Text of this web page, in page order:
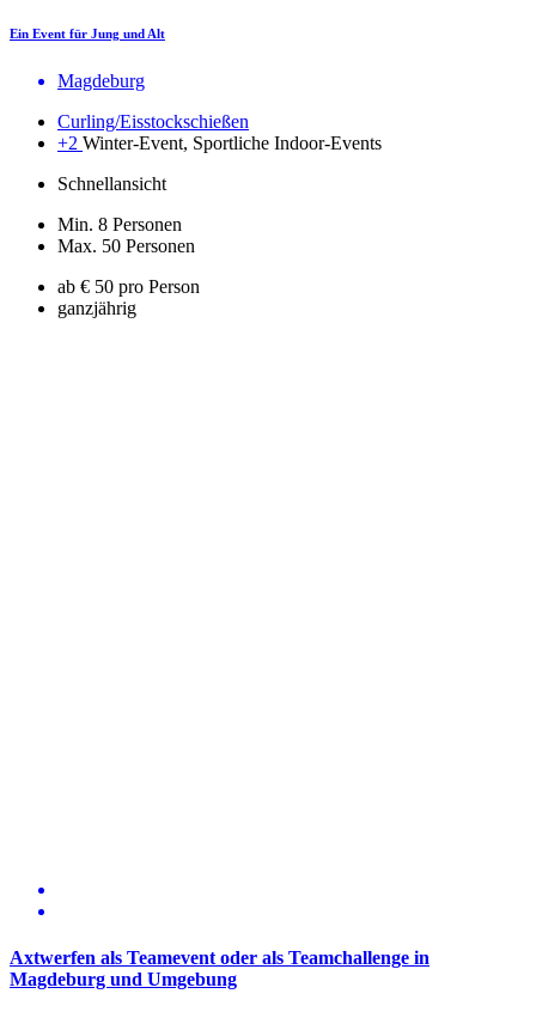
Ein Event für Jung und Alt
Magdeburg
Curling/Eisstockschießen
+2 Winter-Event, Sportliche Indoor-Events
Schnellansicht
Min. 8 Personen
Max. 50 Personen
ab € 50 pro Person
ganzjährig
Axtwerfen als Teamevent oder als Teamchallenge in
Magdeburg und Umgebung